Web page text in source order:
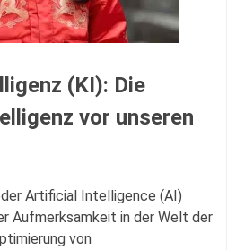
(KI): Die
vor unseren
Artificial Intelligence (AI)
Aufmerksamkeit in der Welt der
von